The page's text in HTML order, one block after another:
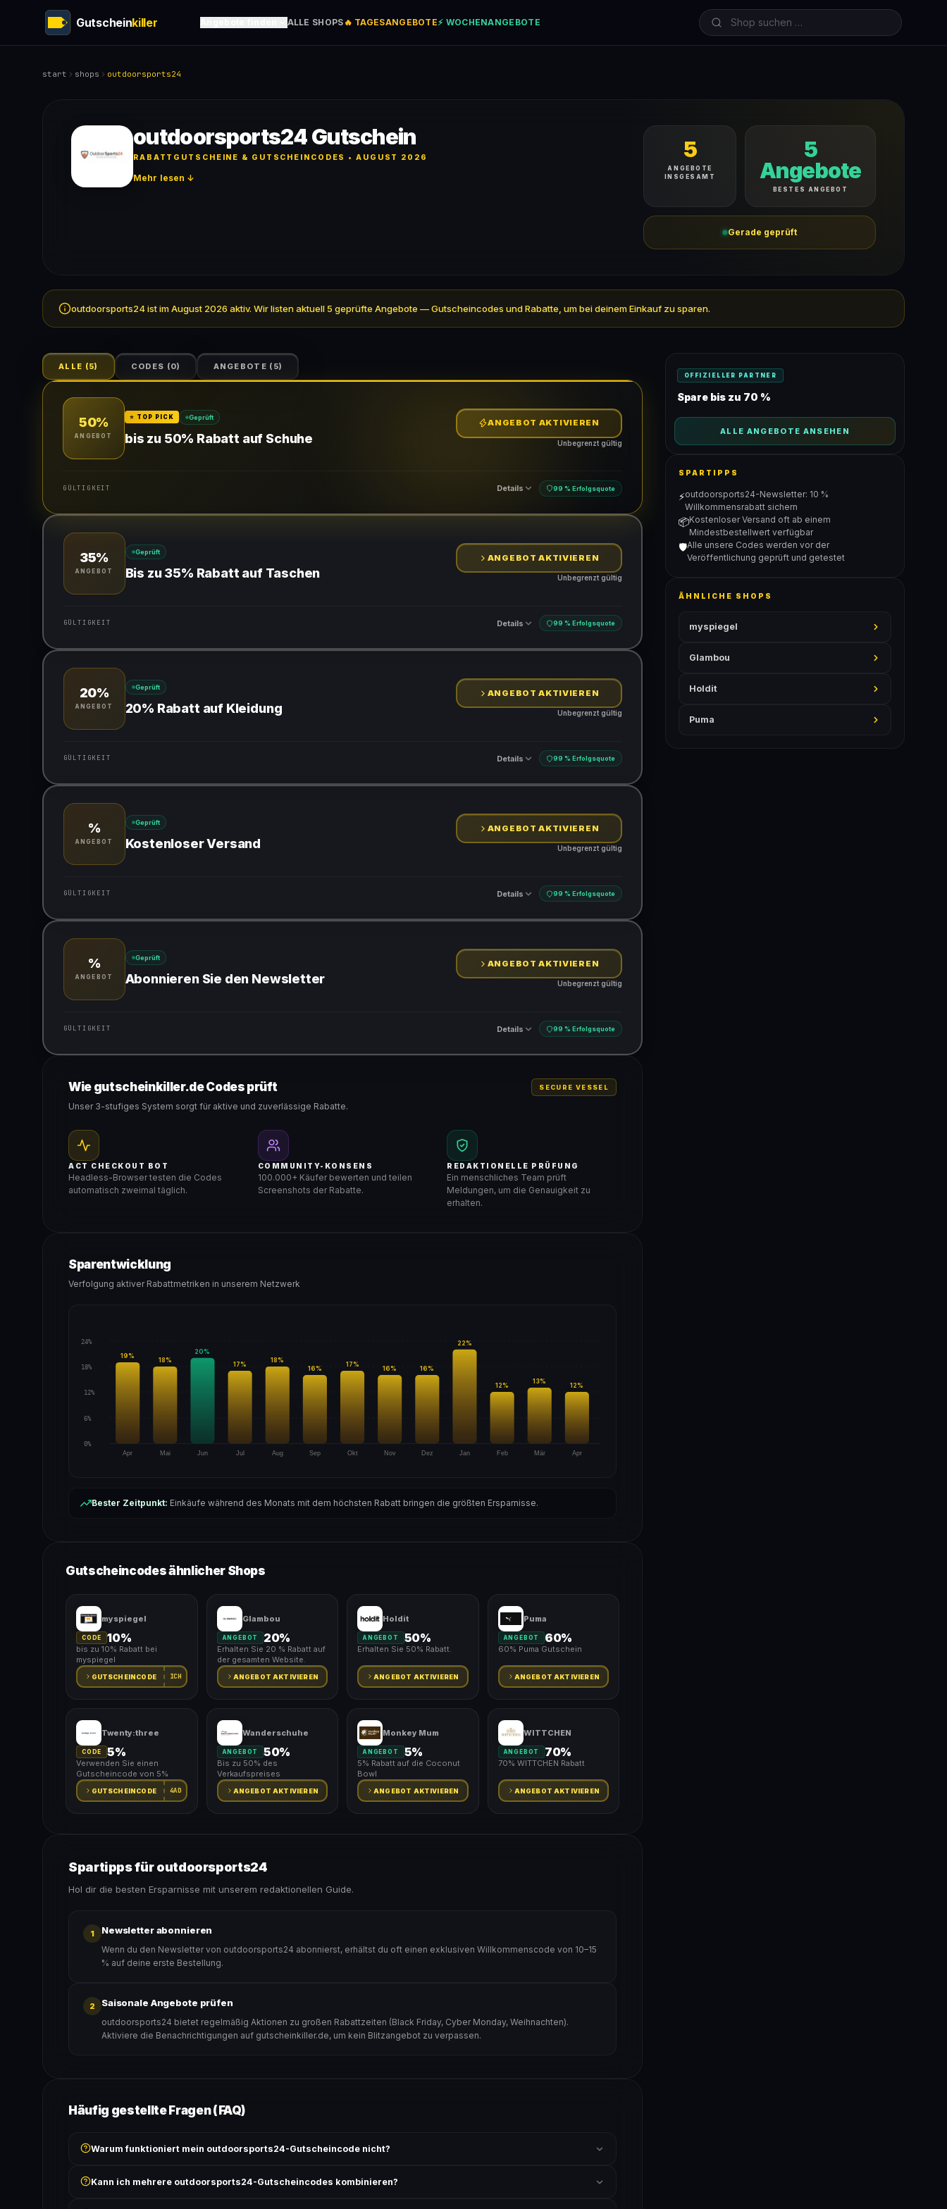
Gutscheinkiller ALLE SHOPS 🔥 TAGESANGEBOTE⚡ WOCHENANGEBOTE
start shops outdoorsports24
outdoorsports24 Gutschein
RABATTGUTSCHEINE & GUTSCHEINCODES • AUGUST 2026
Mehr lesen ↓
5
ANGEBOTE
INSGESAMT
5
Angebote
BESTES ANGEBOT
Gerade geprüft
outdoorsports24 ist im August 2026 aktiv. Wir listen aktuell 5 geprüfte Angebote — Gutscheincodes und Rabatte, um bei deinem Einkauf zu sparen.
ALLE (5) CODES (0) ANGEBOTE ( 5)
50%
ANGEBOT
⭐ TOP PICK Geprüft
bis zu 50% Rabatt auf Schuhe
ANGEBOT AKTIVIEREN
Unbegrenzt gültig
GÜLTIGKEIT Details 99 % Erfolgsquote
Gültig für teilnehmende Produkte
35%
ANGEBOT
Geprüft
Bis zu 35% Rabatt auf Taschen
ANGEBOT AKTIVIEREN
Unbegrenzt gültig
GÜLTIGKEIT Details 99 % Erfolgsquote
Gültig für teilnehmende Produkte
20%
ANGEBOT
Geprüft
20% Rabatt auf Kleidung
ANGEBOT AKTIVIEREN
Unbegrenzt gültig
GÜLTIGKEIT Details 99 % Erfolgsquote
Gültig für teilnehmende Produkte
%
ANGEBOT
Geprüft
Kostenloser Versand
ANGEBOT AKTIVIEREN
Unbegrenzt gültig
GÜLTIGKEIT Details 99 % Erfolgsquote
Gültig für teilnehmende Produkte
%
ANGEBOT
Geprüft
Abonnieren Sie den Newsletter
ANGEBOT AKTIVIEREN
Unbegrenzt gültig
GÜLTIGKEIT Details 99 % Erfolgsquote
Gültig für teilnehmende Produkte
Wie gutscheinkiller.de Codes prüft
Unser 3-stufiges System sorgt für aktive und zuverlässige Rabatte.
SECURE VESSEL
ACT CHECKOUT BOT
Headless-Browser testen die Codes
automatisch zweimal täglich.
COMMUNITY-KONSENS
100.000+ Käufer bewerten und teilen
Screenshots der Rabatte.
REDAKTIONELLE PRÜFUNG
Ein menschliches Team prüft
Meldungen, um die Genauigkeit zu
erhalten.
Sparentwicklung
Verfolgung aktiver Rabattmetriken in unserem Netzwerk
24%
18%
12%
6%
0%
Apr
19%
Mai
18%
Jun
20%
Jul
17%
Aug
18%
Sep
16%
Okt
17%
Nov
16%
Dez
16%
Jan
22%
Feb
12%
Mär
13%
Apr
12%
Bester Zeitpunkt: Einkäufe während des Monats mit dem höchsten Rabatt bringen die größten Ersparnisse.
Gutscheincodes ähnlicher Shops
myspiegel
CODE 10%
bis zu 10% Rabatt bei
myspiegel
GUTSCHEINCODE ICH
Glambou
ANGEBOT 20%
Erhalten Sie 20 % Rabatt auf
der gesamten Website.
ANGEBOT AKTIVIEREN
Holdit
ANGEBOT 50%
Erhalten Sie 50% Rabatt.
ANGEBOT AKTIVIEREN
Puma
ANGEBOT 60%
60% Puma Gutschein
ANGEBOT AKTIVIEREN
Twenty:three
CODE 5%
Verwenden Sie einen
Gutscheincode von 5%
GUTSCHEINCODE 4AD
Wanderschuhe
ANGEBOT 50%
Bis zu 50% des
Verkaufspreises
ANGEBOT AKTIVIEREN
Monkey Mum
ANGEBOT 5%
5% Rabatt auf die Coconut
Bowl
ANGEBOT AKTIVIEREN
WITTCHEN
ANGEBOT 70%
70% WITTCHEN Rabatt
ANGEBOT AKTIVIEREN
Spartipps für outdoorsports24
Hol dir die besten Ersparnisse mit unserem redaktionellen Guide.
1 Newsletter abonnieren
Wenn du den Newsletter von outdoorsports24 abonnierst, erhältst du oft einen exklusiven Willkommenscode von 10–15
% auf deine erste Bestellung.
2 Saisonale Angebote prüfen
outdoorsports24 bietet regelmäßig Aktionen zu großen Rabattzeiten (Black Friday, Cyber Monday, Weihnachten).
Aktiviere die Benachrichtigungen auf gutscheinkiller.de, um kein Blitzangebot zu verpassen.
Häufig gestellte Fragen (FAQ)
Warum funktioniert mein outdoorsports24-Gutscheincode nicht?
Bedingungen findest du unter „Details".
Kann ich mehrere outdoorsports24-Gutscheincodes kombinieren?
OFFIZIELLER PARTNER
Spare bis zu 70 %
ALLE ANGEBOTE ANSEHEN
SPARTIPPS
⚡outdoorsports24-Newsletter: 10 %
Willkommensrabatt sichern
📦Kostenloser Versand oft ab einem
Mindestbestellwert verfügbar
🛡️Alle unsere Codes werden vor der
Veröffentlichung geprüft und getestet
ÄHNLICHE SHOPS
myspiegel
Glambou
Holdit
Puma